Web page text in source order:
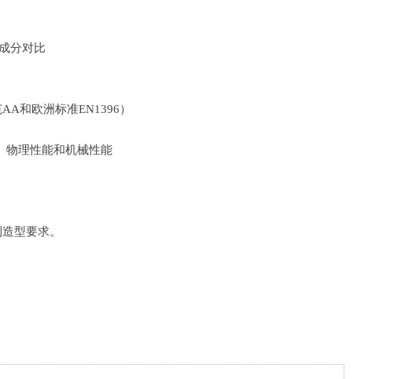
分对比
和欧洲标准EN1396）
物理性能和机械性能
型要求。